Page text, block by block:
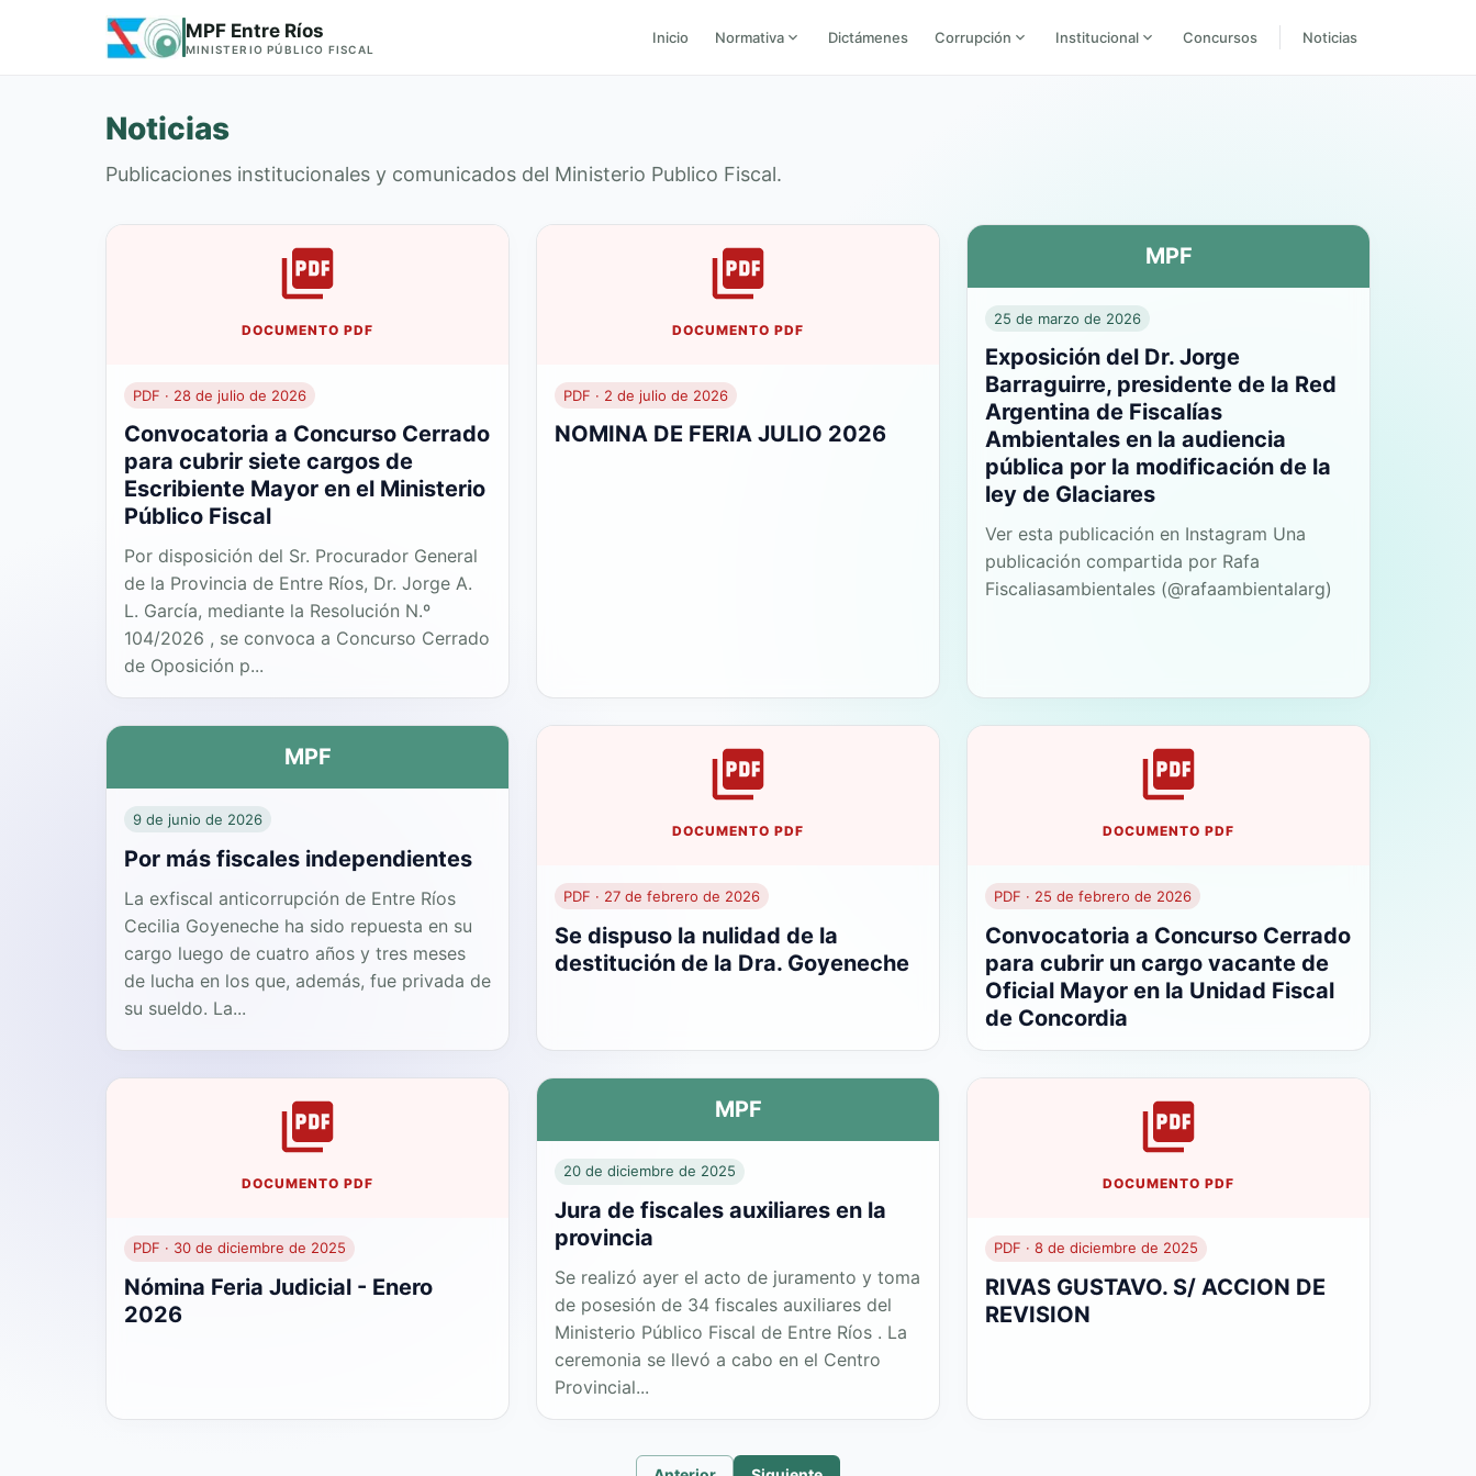
MPF Entre Ríos
MINISTERIO PÚBLICO FISCAL
Inicio Normativa Dictámenes Corrupción Institucional Concursos Noticias
Noticias
Publicaciones institucionales y comunicados del Ministerio Publico Fiscal.
DOCUMENTO PDF
PDF · 28 de julio de 2026
Convocatoria a Concurso Cerrado
para cubrir siete cargos de
Escribiente Mayor en el Ministerio
Público Fiscal
Por disposición del Sr. Procurador General
de la Provincia de Entre Ríos, Dr. Jorge A.
L. García, mediante la Resolución N.º
104/2026 , se convoca a Concurso Cerrado
de Oposición p...
DOCUMENTO PDF
PDF · 2 de julio de 2026
NOMINA DE FERIA JULIO 2026
MPF
25 de marzo de 2026
Exposición del Dr. Jorge
Barraguirre, presidente de la Red
Argentina de Fiscalías
Ambientales en la audiencia
pública por la modificación de la
ley de Glaciares
Ver esta publicación en Instagram Una
publicación compartida por Rafa
Fiscaliasambientales (@rafaambientalarg)
MPF
9 de junio de 2026
Por más fiscales independientes
La exfiscal anticorrupción de Entre Ríos
Cecilia Goyeneche ha sido repuesta en su
cargo luego de cuatro años y tres meses
de lucha en los que, además, fue privada de
su sueldo. La...
DOCUMENTO PDF
PDF · 27 de febrero de 2026
Se dispuso la nulidad de la
destitución de la Dra. Goyeneche
DOCUMENTO PDF
PDF · 25 de febrero de 2026
Convocatoria a Concurso Cerrado
para cubrir un cargo vacante de
Oficial Mayor en la Unidad Fiscal
de Concordia
DOCUMENTO PDF
PDF · 30 de diciembre de 2025
Nómina Feria Judicial - Enero
2026
MPF
20 de diciembre de 2025
Jura de fiscales auxiliares en la
provincia
Se realizó ayer el acto de juramento y toma
de posesión de 34 fiscales auxiliares del
Ministerio Público Fiscal de Entre Ríos . La
ceremonia se llevó a cabo en el Centro
Provincial...
DOCUMENTO PDF
PDF · 8 de diciembre de 2025
RIVAS GUSTAVO. S/ ACCION DE
REVISION